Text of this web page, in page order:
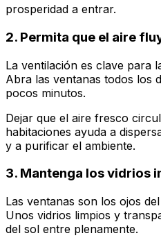
prosperidad a entrar.
2. Permita que el aire
La ventilación es clave para
Abra las ventanas todos los
pocos minutos.
Dejar que el aire fresco
habitaciones ayuda a
y a purificar el ambiente.
3. Mantenga los vidrios
Las ventanas son los ojos
Unos vidrios limpios y
del sol entre plenamente.